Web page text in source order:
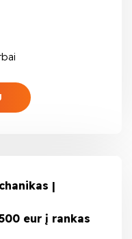
|
eur į rankas